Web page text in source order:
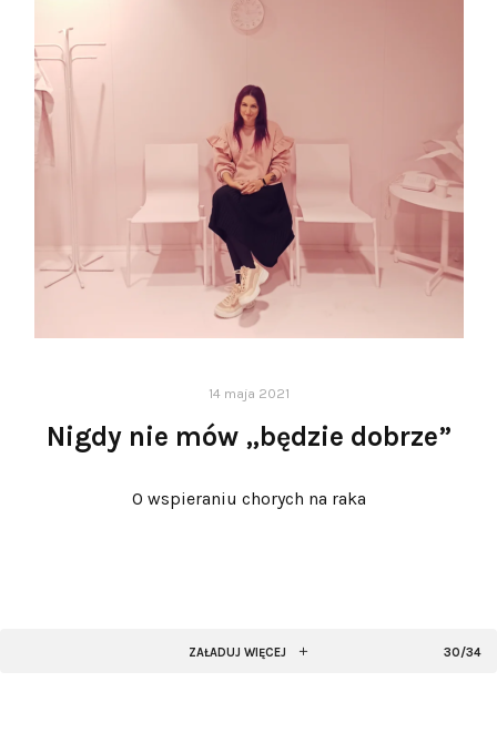
14 maja 2021
Nigdy nie mów „będzie dobrze”
O wspieraniu chorych na raka
ZAŁADUJ WIĘCEJ 30/34